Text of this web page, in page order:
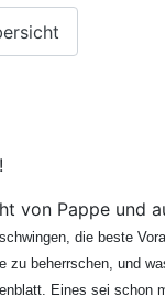
von Pappe und
die beste
beherrschen, und
Eines sei